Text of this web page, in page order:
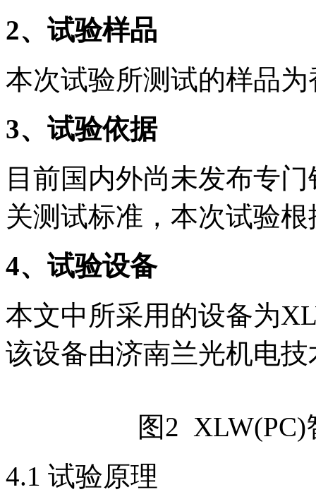
2、试验样品
本次试验所测试的样品
3、试验依据
目前国内外尚未发布专
关测试标准，本次试验
4、试验设备
本文中所采用的设备为
该设备由济南兰光机电
图2
4.1 试验原理